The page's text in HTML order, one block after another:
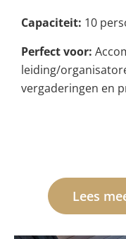
Capaciteit: 10
Perfect voor:
leiding/
vergaderingen en
Lees